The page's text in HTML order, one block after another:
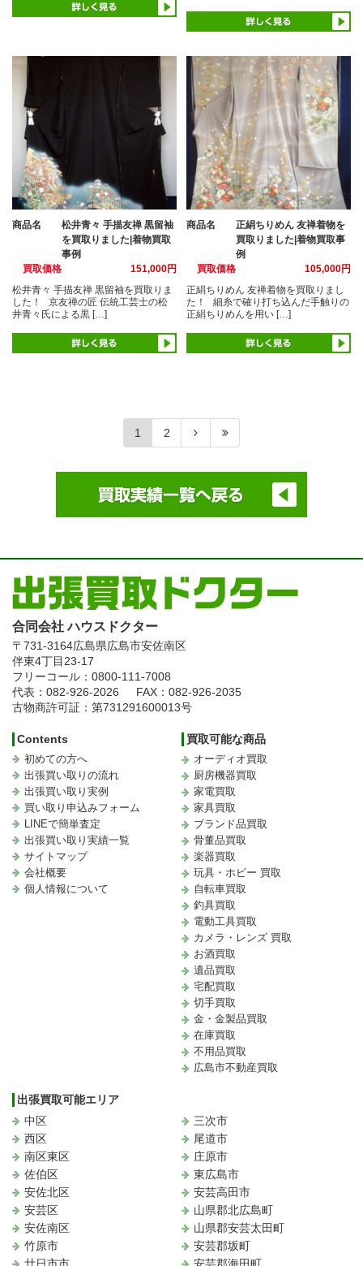
商品名
松井青々 手描友禅 黒留袖
を買取りました|着物買取
事例
買取価格
151,000円
松井青々 手描友禅 黒留袖を買取りま
した！ 京友禅の匠 伝統工芸士の松
井青々氏による黒 […]
商品名
正絹ちりめん 友禅着物を
買取りました|着物買取事
例
買取価格
105,000円
正絹ちりめん 友禅着物を買取りまし
た！ 細糸で確り打ち込んだ手触りの
正絹ちりめんを用い […]
1 2
合同会社 ハウスドクター
〒731-3164広島県広島市安佐南区
伴東4丁目23-17
フリーコール：0800-111-7008
代表：082-926-2026
FAX：082-926-2035
古物商許可証：第731291600013号
Contents
初めての方へ
出張買い取りの流れ
出張買い取り実例
買い取り申込みフォーム
LINEで簡単査定
出張買い取り実績一覧
サイトマップ
会社概要
個人情報について
買取可能な商品
オーディオ買取
厨房機器買取
家電買取
家具買取
ブランド品買取
骨董品買取
楽器買取
玩具・ホビー 買取
自転車買取
釣具買取
電動工具買取
カメラ・レンズ 買取
お酒買取
遺品買取
宅配買取
切手買取
金・金製品買取
在庫買取
不用品買取
広島市不動産買取
出張買取可能エリア
中区
西区
南区東区
佐伯区
安佐北区
安芸区
安佐南区
竹原市
三次市
尾道市
庄原市
東広島市
安芸高田市
山県郡北広島町
山県郡安芸太田町
安芸郡坂町